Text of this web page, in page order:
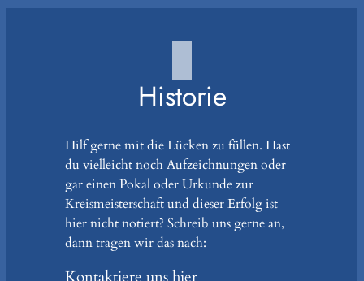
Historie
Hilf gerne mit die Lücken zu füllen. Hast
du vielleicht noch Aufzeichnungen oder
gar einen Pokal oder Urkunde zur
Kreismeisterschaft und dieser Erfolg ist
hier nicht notiert? Schreib uns gerne an,
dann tragen wir das nach: